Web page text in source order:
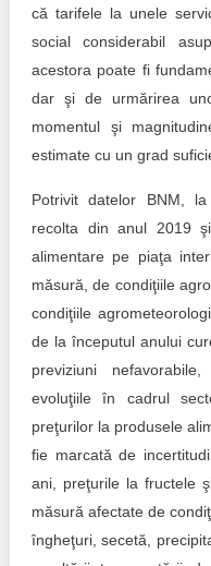
că tarifele la unele
social considerabil
acestora poate fi
dar şi de urmărirea
momentul şi
estimate cu un grad
Potrivit datelor BNM,
recolta din anul 2019
alimentare pe piaţa
măsură, de condiţiile
condiţiile
de la începutul anului
previziuni
evoluţiile în cadrul
preţurilor la produsele
fie marcată de
ani, preţurile la fructele
măsură afectate de
îngheţuri, secetă,